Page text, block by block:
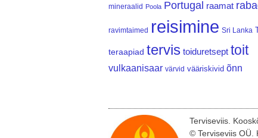
mineraalid Poola Portugal raamat
ravimtaimed reisimine Sri Lanka
teraapiad tervis toiduretsept toit
vulkaanisaar värvid vääriskivid õnn
Terviseviis.
© Terviseviis OÜ.